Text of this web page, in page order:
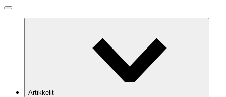
Artikkelit